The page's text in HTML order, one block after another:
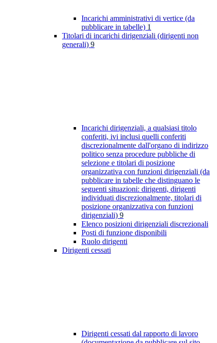
Incarichi amministrativi di vertice (da
pubblicare in tabelle) 1
Titolari di incarichi dirigenziali (dirigenti non
generali) 9
Incarichi dirigenziali, a qualsiasi titolo
conferiti, ivi inclusi quelli conferiti
discrezionalmente dall'organo di indirizzo
politico senza procedure pubbliche di
selezione e titolari di posizione
organizzativa con funzioni dirigenziali (da
pubblicare in tabelle che distinguano le
seguenti situazioni: dirigenti, dirigenti
individuati discrezionalmente, titolari di
posizione organizzativa con funzioni
dirigenziali) 9
Elenco posizioni dirigenziali discrezionali
Posti di funzione disponibili
Ruolo dirigenti
Dirigenti cessati
Dirigenti cessati dal rapporto di lavoro